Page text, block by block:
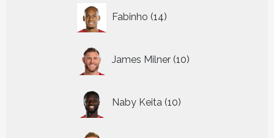
Fabinho 14
producten
James Milner 10
producten
Naby Keita 10
producten